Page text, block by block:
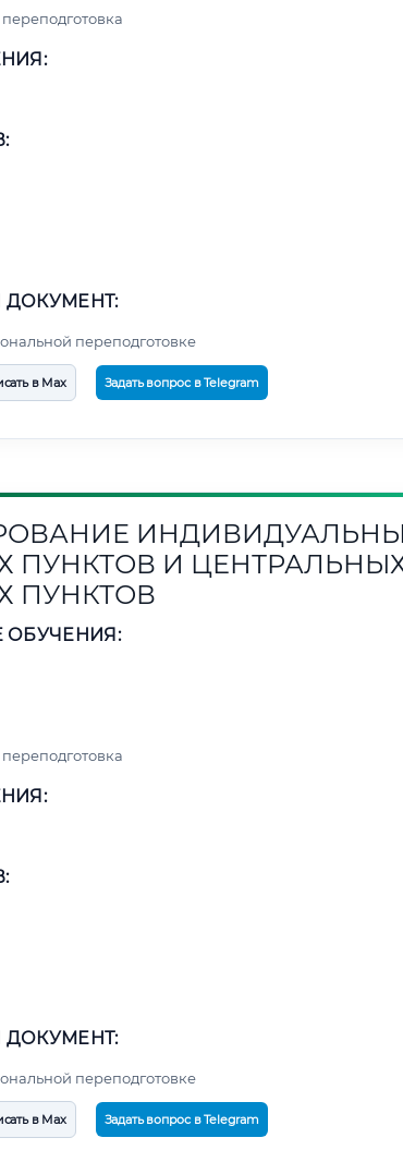
переподготовке
в Max Задать вопрос в Telegram
ПУНКТОВ И
ПУНКТОВ
ОБУЧЕНИЯ:
переподготовке
в Max Задать вопрос в Telegram